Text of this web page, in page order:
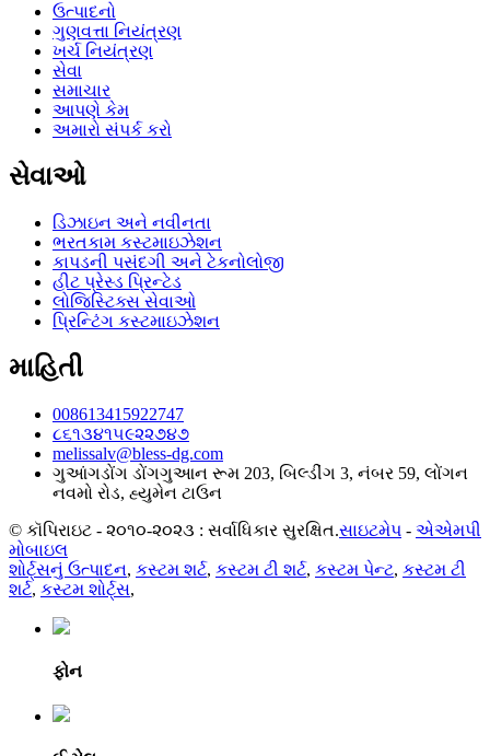
ઉત્પાદનો
ગુણવત્તા નિયંત્રણ
ખર્ચ નિયંત્રણ
સેવા
સમાચાર
આપણે કેમ
અમારો સંપર્ક કરો
સેવાઓ
ડિઝાઇન અને નવીનતા
ભરતકામ કસ્ટમાઇઝેશન
કાપડની પસંદગી અને ટેકનોલોજી
હીટ પ્રેસ્ડ પ્રિન્ટેડ
લોજિસ્ટિક્સ સેવાઓ
પ્રિન્ટિંગ કસ્ટમાઇઝેશન
માહિતી
008613415922747
૮૬૧૩૪૧૫૯૨૨૭૪૭
melissalv@bless-dg.com
ગુઆંગડોંગ ડોંગગુઆન રૂમ 203, બિલ્ડીંગ 3, નંબર 59, લોંગન
નવમો રોડ, હ્યુમેન ટાઉન
© કૉપિરાઇટ - ૨૦૧૦-૨૦૨૩ : સર્વાધિકાર સુરક્ષિત.સાઇટમેપ - એએમપી
મોબાઇલ
શોર્ટ્સનું ઉત્પાદન, કસ્ટમ શર્ટ, કસ્ટમ ટી શર્ટ, કસ્ટમ પેન્ટ, કસ્ટમ ટી
શર્ટ, કસ્ટમ શોર્ટ્સ,
ફોન